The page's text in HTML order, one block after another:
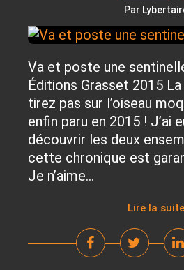
Par
Va et poste une
Éditions Grasset 2015
tirez pas sur l’oiseau
enfin paru en 2015 ! J’ai
découvrir les deux
cette chronique est
Je n’aime...
Lire la suite